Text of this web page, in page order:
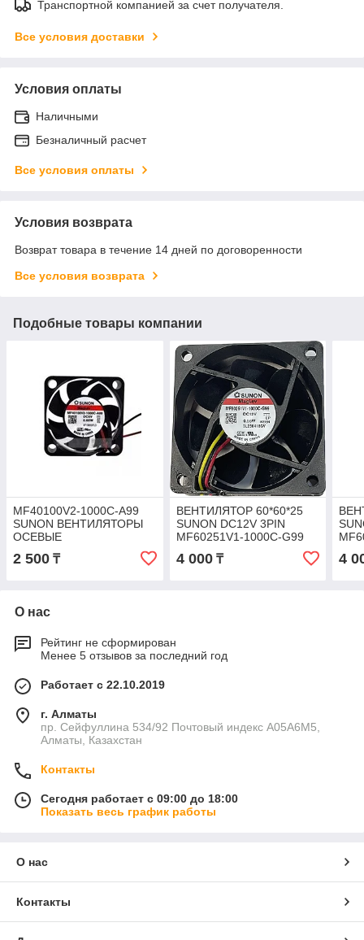
Транспортной компанией за счет получателя.
Все условия доставки
Условия оплаты
Наличными
Безналичный расчет
Все условия оплаты
Условия возврата
Возврат товара в течение 14 дней по договоренности
Все условия возврата
Подобные товары компании
MF40100V2-1000C-A99
SUNON ВЕНТИЛЯТОРЫ
ОСЕВЫЕ
2 500 ₸
ВЕНТИЛЯТОР 60*60*25
SUNON DC12V 3PIN
MF60251V1-1000C-G99
4 000₸ 4
О нас
Рейтинг не сформирован
Менее 5 отзывов за последний год
Работает с 22.10.2019
г. Алматы
пр. Сейфуллина 534/92 Почтовый индекс A05A6M5,
Алматы, Казахстан
Контакты
Сегодня работает с 09:00 до 18:00
Показать весь график работы
О нас
Контакты